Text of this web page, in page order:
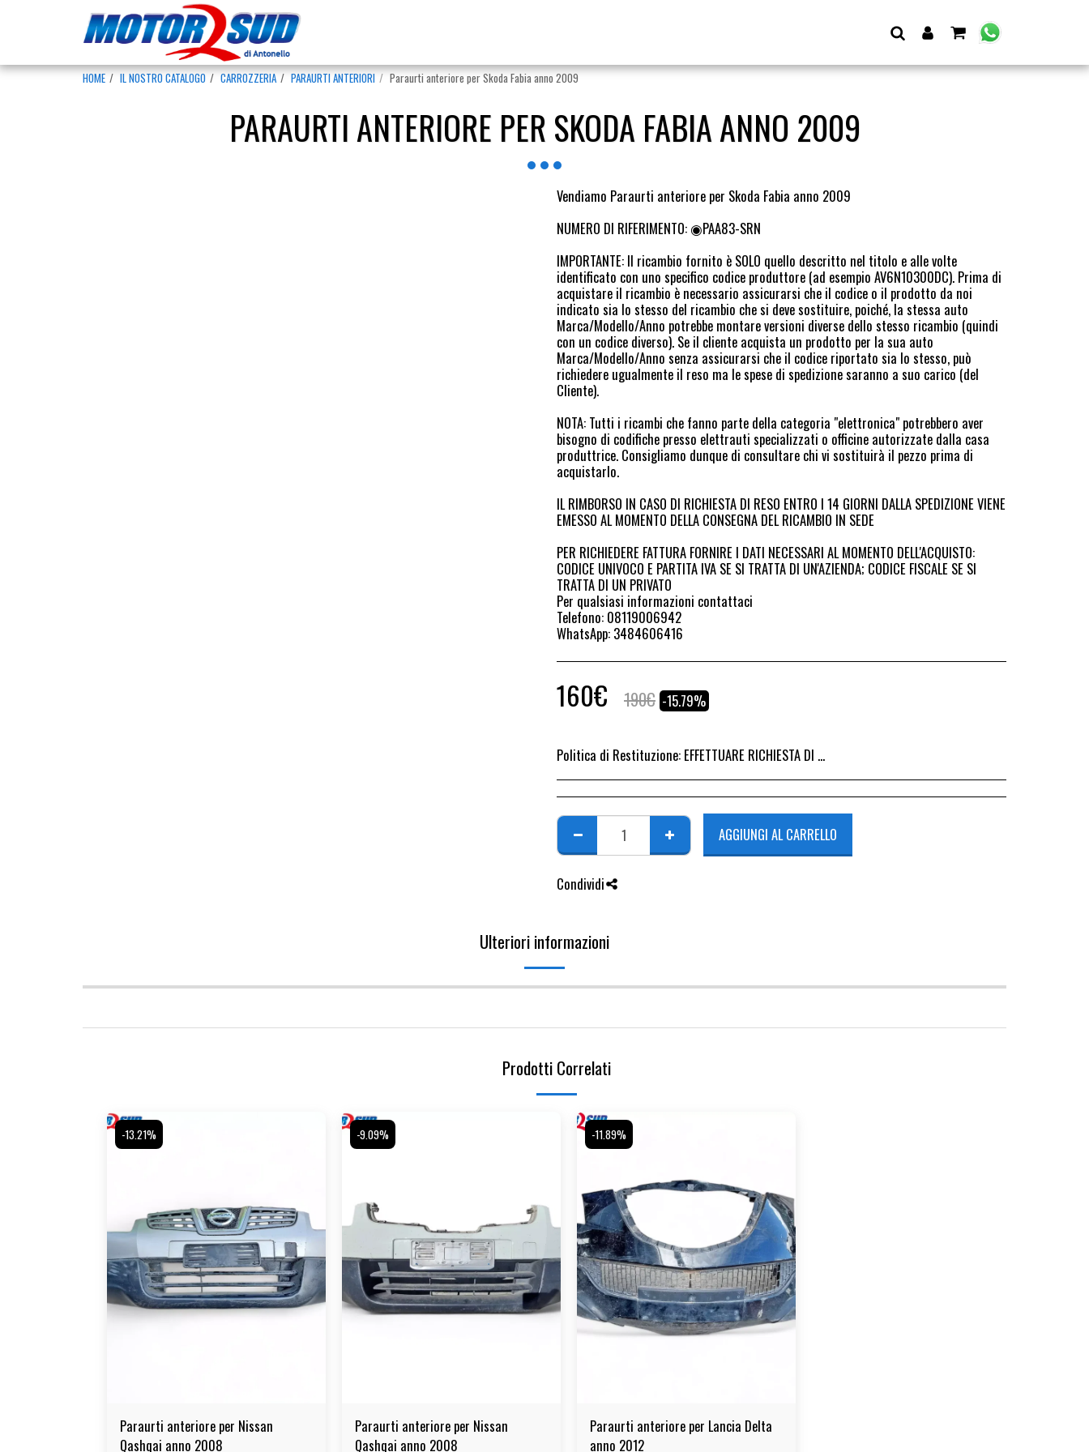
HOME IL NOSTRO CATALOGO CARROZZERIA PARAURTI ANTERIORI Paraurti anteriore per Skoda Fabia anno 2009
PARAURTI ANTERIORE PER SKODA FABIA ANNO 2009
Vendiamo Paraurti anteriore per Skoda Fabia anno 2009
NUMERO DI RIFERIMENTO: ◉PAA83-SRN
IMPORTANTE: Il ricambio fornito è SOLO quello descritto nel titolo e alle volte
identificato con uno specifico codice produttore (ad esempio AV6N10300DC). Prima di
acquistare il ricambio è necessario assicurarsi che il codice o il prodotto da noi
indicato sia lo stesso del ricambio che si deve sostituire, poiché, la stessa auto
Marca/Modello/Anno potrebbe montare versioni diverse dello stesso ricambio (quindi
con un codice diverso). Se il cliente acquista un prodotto per la sua auto
Marca/Modello/Anno senza assicurarsi che il codice riportato sia lo stesso, può
richiedere ugualmente il reso ma le spese di spedizione saranno a suo carico (del
Cliente).
NOTA: Tutti i ricambi che fanno parte della categoria "elettronica" potrebbero aver
bisogno di codifiche presso elettrauti specializzati o officine autorizzate dalla casa
produttrice. Consigliamo dunque di consultare chi vi sostituirà il pezzo prima di
acquistarlo.
IL RIMBORSO IN CASO DI RICHIESTA DI RESO ENTRO I 14 GIORNI DALLA SPEDIZIONE VIENE
EMESSO AL MOMENTO DELLA CONSEGNA DEL RICAMBIO IN SEDE
PER RICHIEDERE FATTURA FORNIRE I DATI NECESSARI AL MOMENTO DELL'ACQUISTO:
CODICE UNIVOCO E PARTITA IVA SE SI TRATTA DI UN'AZIENDA; CODICE FISCALE SE SI
TRATTA DI UN PRIVATO
Per qualsiasi informazioni contattaci
Telefono: 08119006942
WhatsApp: 3484606416
160€ 190€ -15.79%
Politica di Restituzione: EFFETTUARE RICHIESTA DI RESO ENTRO 14 GIORNI DALL&#039;ACQUISTO DEL RICAMBIO, IL RIMBORSO VIENE EMESSO ALLA CONSEGNA DEL RICAMBIO IN SEDE.
AGGIUNGI AL CARRELLO
Condividi
Ulteriori informazioni
Prodotti Correlati
-13.21%
Paraurti anteriore per Nissan
Qashqai anno 2008
-9.09%
Paraurti anteriore per Nissan
Qashqai anno 2008
-11.89%
Paraurti anteriore per Lancia Delta
anno 2012